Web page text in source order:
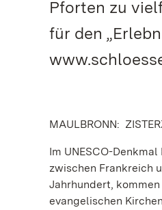
Pforten zu
für den
MAULBRONN:
Im UNESCO-
zwischen Frankreich
Jahrhundert,
evangelischen